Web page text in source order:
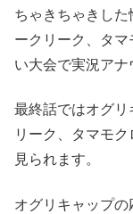
ちゃきちゃきし
ークリーク、タ
い大会で実況アナ
最終話ではオグ
リーク、タマモ
見られます。
オグリキャップ